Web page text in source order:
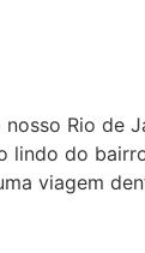
Rio de
do
viagem